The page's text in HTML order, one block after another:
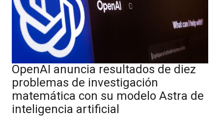
OpenAI anuncia resultados de diez
problemas de investigación
matemática con su modelo Astra de
inteligencia artificial